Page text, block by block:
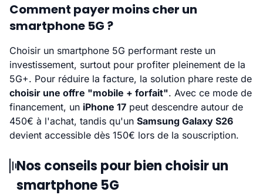
Comment payer moins cher un
smartphone 5G ?
Choisir un smartphone 5G performant reste un
investissement, surtout pour profiter pleinement de la
5G+. Pour réduire la facture, la solution phare reste de
choisir une offre "mobile + forfait". Avec ce mode de
financement, un iPhone 17 peut descendre autour de
450€ à l'achat, tandis qu'un Samsung Galaxy S26
devient accessible dès 150€ lors de la souscription.
Nos conseils pour bien choisir un
smartphone 5G